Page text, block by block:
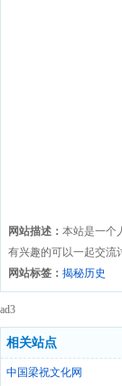
网站描述： 本站是一个
有兴趣的可以一起交流
网站标签： 揭秘历史
ad3
相关站点
中国梁祝文化网